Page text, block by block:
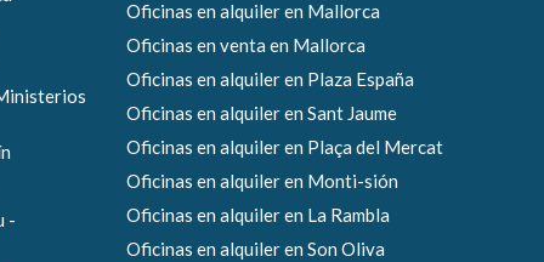
-
Oficinas en alquiler en Mallorca
Oficinas en venta en Mallorca
Oficinas en alquiler en Plaza España
Oficinas en alquiler en Sant Jaume
Oficinas en alquiler en Plaça del Mercat
Oficinas en alquiler en Monti-sión
Oficinas en alquiler en La Rambla
Oficinas en alquiler en Son Oliva